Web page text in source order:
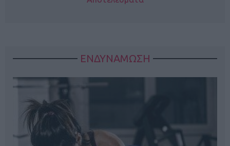
ΕΝΔΥΝΑΜΩΣΗ